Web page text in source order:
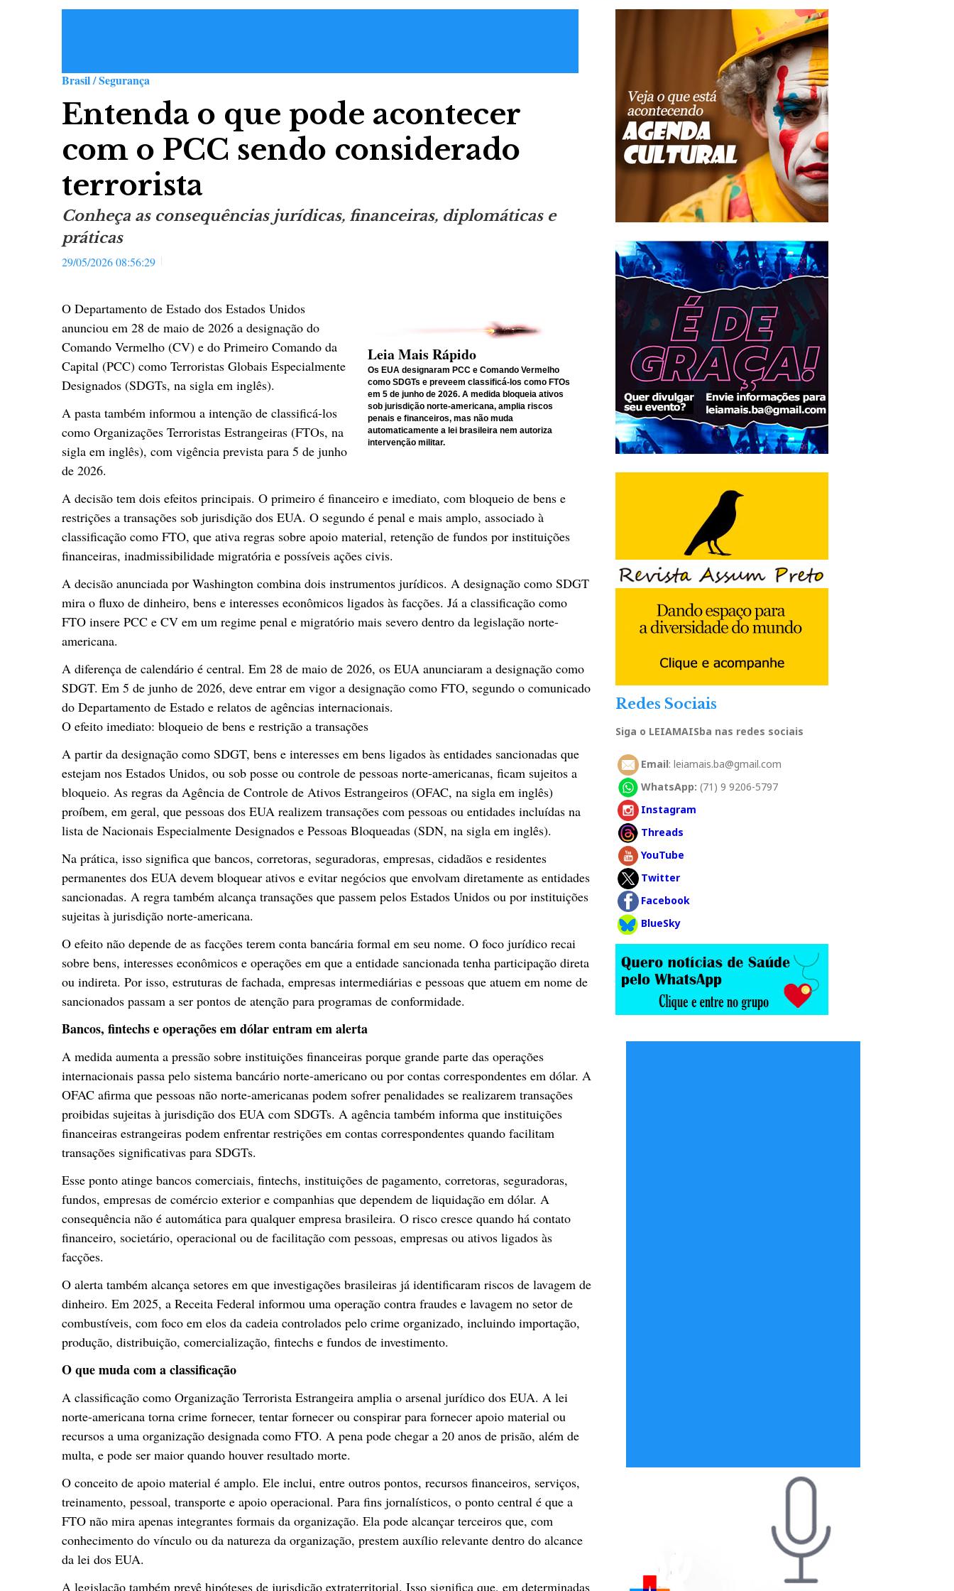
Brasil / Segurança
Entenda o que pode acontecer
com o PCC sendo considerado
terrorista
Conheça as consequências jurídicas, financeiras, diplomáticas e
práticas
29/05/2026 08:56:29
Leia Mais Rápido
Os EUA designaram PCC e Comando Vermelho
como SDGTs e preveem classificá-los como FTOs
em 5 de junho de 2026. A medida bloqueia ativos
sob jurisdição norte-americana, amplia riscos
penais e financeiros, mas não muda
automaticamente a lei brasileira nem autoriza
intervenção militar.
O Departamento de Estado dos Estados Unidos
anunciou em 28 de maio de 2026 a designação do
Comando Vermelho (CV) e do Primeiro Comando da
Capital (PCC) como Terroristas Globais Especialmente
Designados (SDGTs, na sigla em inglês).
A pasta também informou a intenção de classificá-los
como Organizações Terroristas Estrangeiras (FTOs, na
sigla em inglês), com vigência prevista para 5 de junho
de 2026.
A decisão tem dois efeitos principais. O primeiro é financeiro e imediato, com bloqueio de bens e
restrições a transações sob jurisdição dos EUA. O segundo é penal e mais amplo, associado à
classificação como FTO, que ativa regras sobre apoio material, retenção de fundos por instituições
financeiras, inadmissibilidade migratória e possíveis ações civis.
A decisão anunciada por Washington combina dois instrumentos jurídicos. A designação como SDGT
mira o fluxo de dinheiro, bens e interesses econômicos ligados às facções. Já a classificação como
FTO insere PCC e CV em um regime penal e migratório mais severo dentro da legislação norte-
americana.
A diferença de calendário é central. Em 28 de maio de 2026, os EUA anunciaram a designação como
SDGT. Em 5 de junho de 2026, deve entrar em vigor a designação como FTO, segundo o comunicado
do Departamento de Estado e relatos de agências internacionais.
O efeito imediato: bloqueio de bens e restrição a transações
A partir da designação como SDGT, bens e interesses em bens ligados às entidades sancionadas que
estejam nos Estados Unidos, ou sob posse ou controle de pessoas norte-americanas, ficam sujeitos a
bloqueio. As regras da Agência de Controle de Ativos Estrangeiros (OFAC, na sigla em inglês)
proíbem, em geral, que pessoas dos EUA realizem transações com pessoas ou entidades incluídas na
lista de Nacionais Especialmente Designados e Pessoas Bloqueadas (SDN, na sigla em inglês).
Na prática, isso significa que bancos, corretoras, seguradoras, empresas, cidadãos e residentes
permanentes dos EUA devem bloquear ativos e evitar negócios que envolvam diretamente as entidades
sancionadas. A regra também alcança transações que passem pelos Estados Unidos ou por instituições
sujeitas à jurisdição norte-americana.
O efeito não depende de as facções terem conta bancária formal em seu nome. O foco jurídico recai
sobre bens, interesses econômicos e operações em que a entidade sancionada tenha participação direta
ou indireta. Por isso, estruturas de fachada, empresas intermediárias e pessoas que atuem em nome de
sancionados passam a ser pontos de atenção para programas de conformidade.
Bancos, fintechs e operações em dólar entram em alerta
A medida aumenta a pressão sobre instituições financeiras porque grande parte das operações
internacionais passa pelo sistema bancário norte-americano ou por contas correspondentes em dólar. A
OFAC afirma que pessoas não norte-americanas podem sofrer penalidades se realizarem transações
proibidas sujeitas à jurisdição dos EUA com SDGTs. A agência também informa que instituições
financeiras estrangeiras podem enfrentar restrições em contas correspondentes quando facilitam
transações significativas para SDGTs.
Esse ponto atinge bancos comerciais, fintechs, instituições de pagamento, corretoras, seguradoras,
fundos, empresas de comércio exterior e companhias que dependem de liquidação em dólar. A
consequência não é automática para qualquer empresa brasileira. O risco cresce quando há contato
financeiro, societário, operacional ou de facilitação com pessoas, empresas ou ativos ligados às
facções.
O alerta também alcança setores em que investigações brasileiras já identificaram riscos de lavagem de
dinheiro. Em 2025, a Receita Federal informou uma operação contra fraudes e lavagem no setor de
combustíveis, com foco em elos da cadeia controlados pelo crime organizado, incluindo importação,
produção, distribuição, comercialização, fintechs e fundos de investimento.
O que muda com a classificação
A classificação como Organização Terrorista Estrangeira amplia o arsenal jurídico dos EUA. A lei
norte-americana torna crime fornecer, tentar fornecer ou conspirar para fornecer apoio material ou
recursos a uma organização designada como FTO. A pena pode chegar a 20 anos de prisão, além de
multa, e pode ser maior quando houver resultado morte.
O conceito de apoio material é amplo. Ele inclui, entre outros pontos, recursos financeiros, serviços,
treinamento, pessoal, transporte e apoio operacional. Para fins jornalísticos, o ponto central é que a
FTO não mira apenas integrantes formais da organização. Ela pode alcançar terceiros que, com
conhecimento do vínculo ou da natureza da organização, prestem auxílio relevante dentro do alcance
da lei dos EUA.
A legislação também prevê hipóteses de jurisdição extraterritorial. Isso significa que, em determinadas
Redes Sociais
Siga o LEIAMAISba nas redes sociais
Email: leiamais.ba@gmail.com
WhatsApp: (71) 9 9206-5797
Instagram
Threads
YouTube
Twitter
Facebook
BlueSky